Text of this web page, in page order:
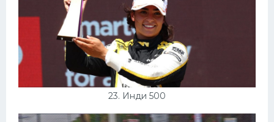
23. Инди 500